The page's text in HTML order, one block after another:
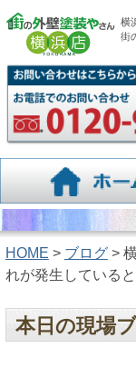
横
街
HOME > ブログ>
れが発生している
本日の現場